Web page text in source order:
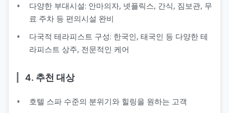
다양한 부대시설: 안마의자, 넷플릭스, 간식, 짐보관, 무
료 주차 등 편의시설 완비
다국적 테라피스트 구성: 한국인, 태국인 등 다양한 테
라피스트 상주, 전문적인 케어
4. 추천 대상
호텔 스파 수준의 분위기와 힐링을 원하는 고객